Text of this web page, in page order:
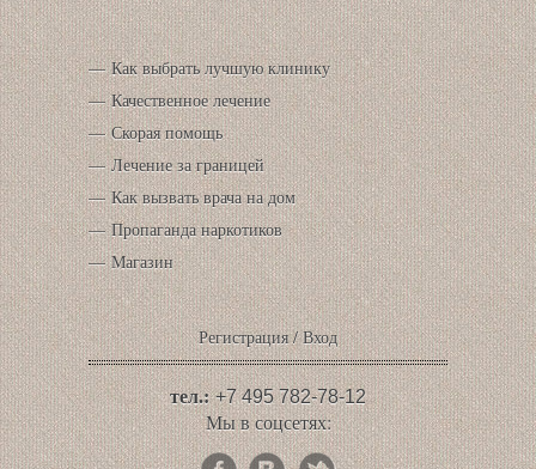
Как выбрать лучшую клинику
Качественное лечение
Скорая помощь
Лечение за границей
Как вызвать врача на дом
Пропаганда наркотиков
Магазин
Регистрация/Вход
тел.: +7 495 782-78-12
Мы в соцсетях: